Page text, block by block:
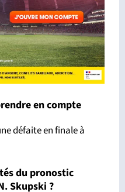
en compte
défaite en finale à
du pronostic
Skupski ?